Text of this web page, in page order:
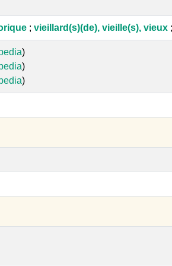
; vieillard(s)(de), vieille(s), vieux ;
)
)
)